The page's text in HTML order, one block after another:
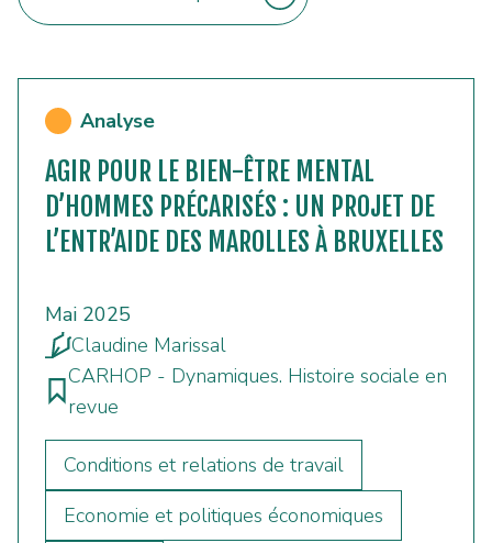
Analyse
AGIR POUR LE BIEN-ÊTRE MENTAL
D’HOMMES PRÉCARISÉS : UN PROJET DE
L’ENTR’AIDE DES MAROLLES À BRUXELLES
Mai 2025
Claudine Marissal
CARHOP - Dynamiques. Histoire sociale en
revue
Conditions et relations de travail
Economie et politiques économiques